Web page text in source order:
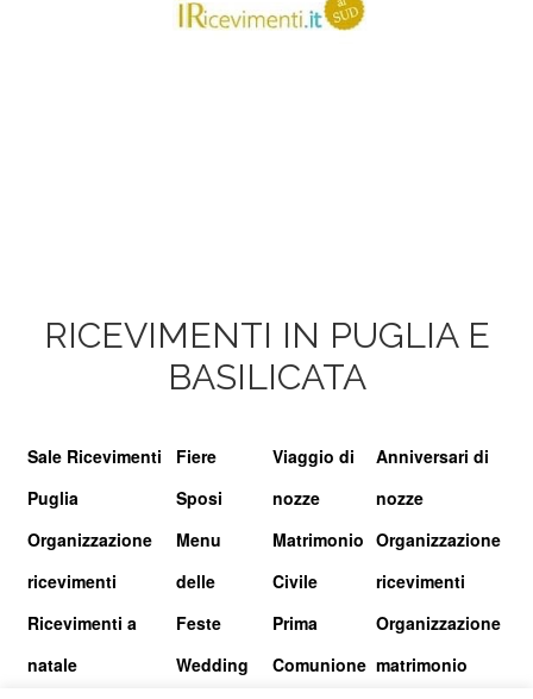
RICEVIMENTI IN PUGLIA E
BASILICATA
Sale Ricevimenti
Puglia
Organizzazione
ricevimenti
Ricevimenti a
natale
Fiere
Sposi
Menu
delle
Feste
Wedding
Viaggio di
nozze
Matrimonio
Civile
Prima
Comunione
Anniversari di
nozze
Organizzazione
ricevimenti
Organizzazione
matrimonio